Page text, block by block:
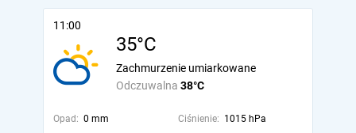
11:00
35°C
Odczuwalna 38°C
Zachmurzenie umiarkowane
Opad: 0 mm Ciśnienie: 1015 hPa